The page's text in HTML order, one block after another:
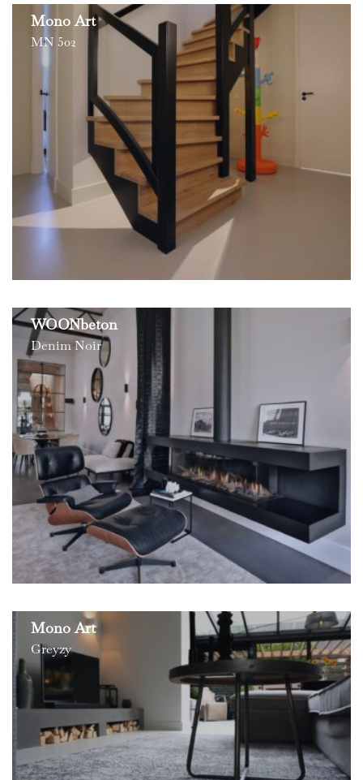
Mono Art
MN 502
WOONbeton
Denim Noir
Mono Art
Greyzy